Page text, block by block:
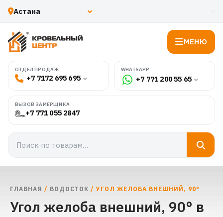
МЕНЮ
ОТДЕЛ ПРОДАЖ
+7 7172 695 695
WHATSAPP
+7 771 200 55 65
ВЫЗОВ ЗАМЕРЩИКА
+7 771 055 2847
ГЛАВНАЯ / ВОДОСТОК / УГОЛ ЖЕЛОБА ВНЕШНИЙ, 90°
Угол желоба внешний, 90° в